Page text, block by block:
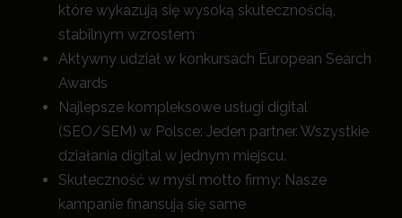
które wykazują się wysoką skutecznością,
stabilnym wzrostem
Aktywny udział w konkursach European Search
Awards
Najlepsze kompleksowe usługi digital
(SEO/SEM) w Polsce: Jeden partner. Wszystkie
działania digital w jednym miejscu.
Skuteczność w myśl motto firmy: Nasze
kampanie finansują się same